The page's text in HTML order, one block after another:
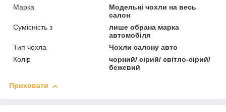
Марка
Модельні чохли на весь
салон
Сумісність з
лише обрана марка
автомобіля
Тип чохла
Чохли салону авто
Колір
чорний/ сірий/ світло-сірий/
бежевий
Приховати